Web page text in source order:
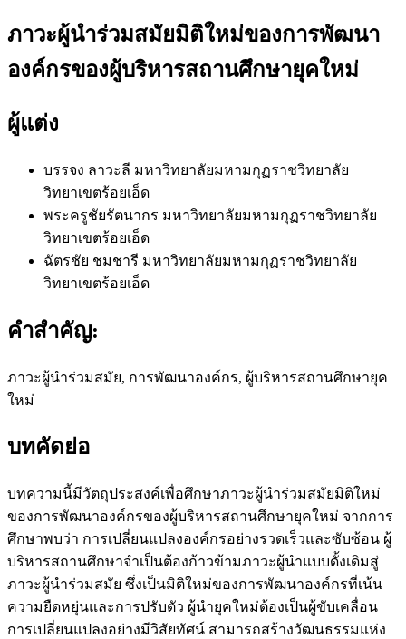
ภาวะผู้นำร่วมสมัยมิติใหม่ของการพัฒนา
องค์กรของผู้บริหารสถานศึกษายุคใหม่
ผู้แต่ง
บรรจง ลาวะลี มหาวิทยาลัยมหามกุฏราชวิทยาลัย
วิทยาเขตร้อยเอ็ด
พระครูชัยรัตนากร มหาวิทยาลัยมหามกุฏราชวิทยาลัย
วิทยาเขตร้อยเอ็ด
ฉัตรชัย ชมชารี มหาวิทยาลัยมหามกุฏราชวิทยาลัย
วิทยาเขตร้อยเอ็ด
คำสำคัญ:
ภาวะผู้นำร่วมสมัย, การพัฒนาองค์กร, ผู้บริหารสถานศึกษายุค
ใหม่
บทคัดย่อ
บทความนี้มีวัตถุประสงค์เพื่อศึกษาภาวะผู้นำร่วมสมัยมิติใหม่
ของการพัฒนาองค์กรของผู้บริหารสถานศึกษายุคใหม่ จากการ
ศึกษาพบว่า การเปลี่ยนแปลงองค์กรอย่างรวดเร็วและซับซ้อน ผู้
บริหารสถานศึกษาจำเป็นต้องก้าวข้ามภาวะผู้นำแบบดั้งเดิมสู่
ภาวะผู้นำร่วมสมัย ซึ่งเป็นมิติใหม่ของการพัฒนาองค์กรที่เน้น
ความยืดหยุ่นและการปรับตัว ผู้นำยุคใหม่ต้องเป็นผู้ขับเคลื่อน
การเปลี่ยนแปลงอย่างมีวิสัยทัศน์ สามารถสร้างวัฒนธรรมแห่ง